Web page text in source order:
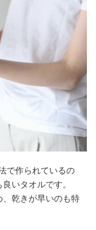
で作られているの
いタオルです。
乾きが早いのも特